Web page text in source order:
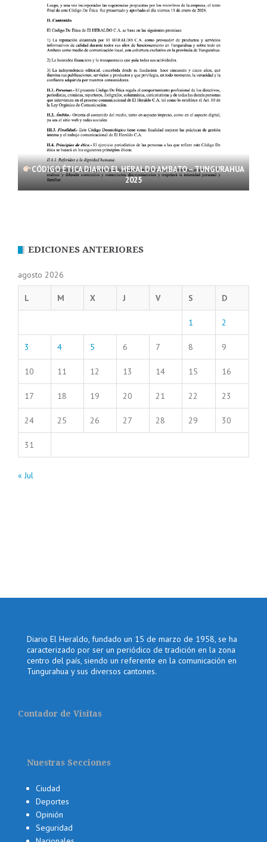
CÓDIGO ÉTICA DIARIO EL HERALDO AMBATO – TUNGURAHUA
2025
EDICIONES ANTERIORES
agosto 2026
L M X J V S D
1 2
3 4 5 6 7 8 9
10 11 12 13 14 15 16
17 18 19 20 21 22 23
24 25 26 27 28 29 30
31
« Jul
Diario El Heraldo, fundado un 15 de marzo de 1958, se ha
caracterizado por ser un periódico de tradición en la zona
centro del país, siendo un referente en la comunicación en
Tungurahua y sus diversos cantones.
Contador de Visitas
Nuestras Secciones
Ciudad
Deportes
Opinión
Seguridad